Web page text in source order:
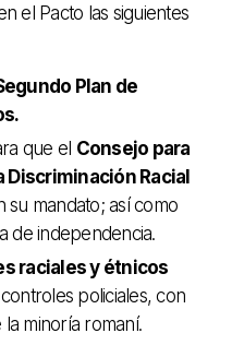
el Pacto las siguientes
Plan de
que el Consejo para
Discriminación Racial
su mandato; así como
de independencia.
raciales y étnicos
policiales, con
minoría romaní.